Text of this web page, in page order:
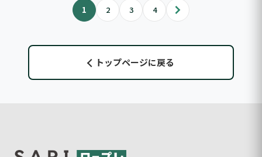
1 2 3 4
トップページに戻る